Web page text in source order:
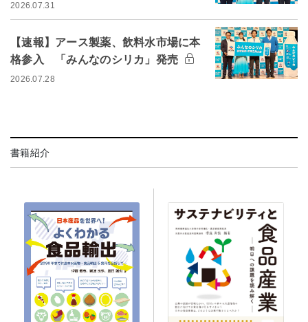
2026.07.31
【速報】アース製薬、飲料水市場に本
格参入 「みんなのシリカ」発売
2026.07.28
書籍紹介